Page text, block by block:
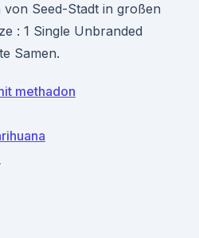
Seed-Stadt in großen
: 1 Single Unbranded
Samen.
methadon